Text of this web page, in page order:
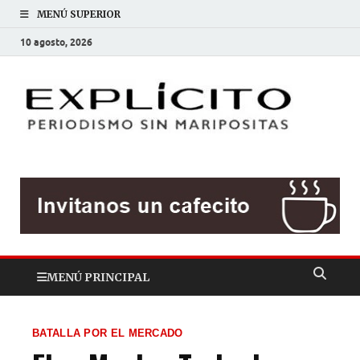
MENÚ SUPERIOR
10 agosto, 2026
MENÚ PRINCIPAL
BATALLA POR EL MERCADO